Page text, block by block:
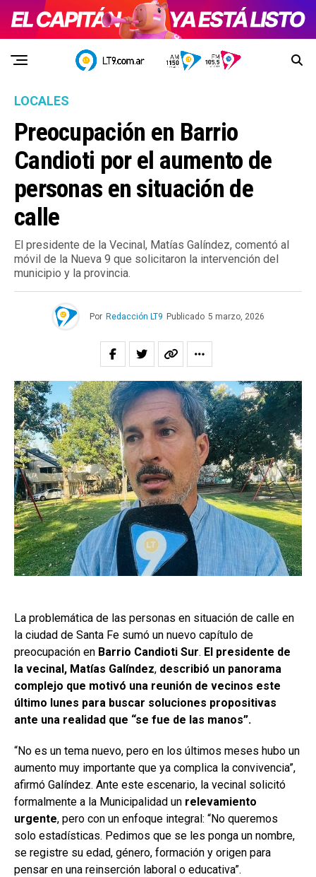
LOCALES
Preocupación en Barrio
Candioti por el aumento de
personas en situación de
calle
El presidente de la Vecinal, Matías Galíndez, comentó al
móvil de la Nueva 9 que solicitaron la intervención del
municipio y la provincia.
Por Redacción LT9 Publicado 5 marzo, 2026
La problemática de las personas en situación de calle en
la ciudad de Santa Fe sumó un nuevo capítulo de
preocupación en Barrio Candioti Sur. El presidente de
la vecinal, Matías Galíndez, describió un panorama
complejo que motivó una reunión de vecinos este
último lunes para buscar soluciones propositivas
ante una realidad que “se fue de las manos”.
“No es un tema nuevo, pero en los últimos meses hubo un
aumento muy importante que ya complica la convivencia”,
afirmó Galíndez. Ante este escenario, la vecinal solicitó
formalmente a la Municipalidad un relevamiento
urgente, pero con un enfoque integral: “No queremos
solo estadísticas. Pedimos que se les ponga un nombre,
se registre su edad, género, formación y origen para
pensar en una reinserción laboral o educativa”.